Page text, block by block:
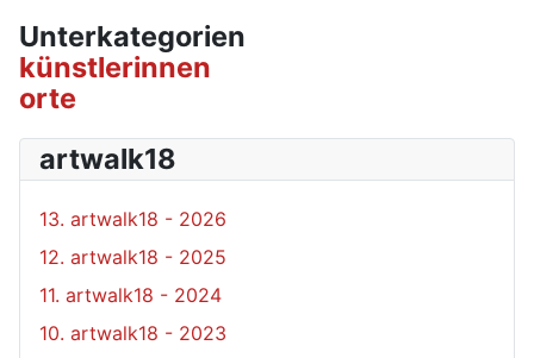
Unterkategorien
künstlerinnen
orte
artwalk18
13. artwalk18 - 2026
12. artwalk18 - 2025
11. artwalk18 - 2024
10. artwalk18 - 2023